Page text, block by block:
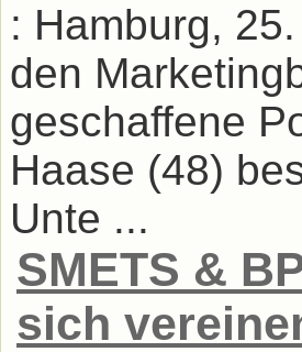
: Hamburg,
den
geschaffene
Haase (48)
Unte ...
SMETS &
sich